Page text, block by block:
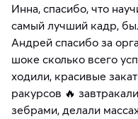
Инна, спасибо, что
самый лучший кадр,
Андрей спасибо за
шоке сколько всего
ходили, красивые
ракурсов 🔥
зебрами, делали